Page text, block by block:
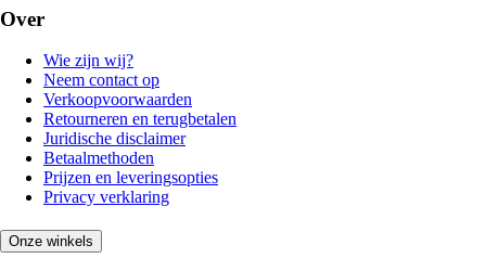
Over
Wie zijn wij?
Neem contact op
Verkoopvoorwaarden
Retourneren en terugbetalen
Juridische disclaimer
Betaalmethoden
Prijzen en leveringsopties
Privacy verklaring
Onze winkels